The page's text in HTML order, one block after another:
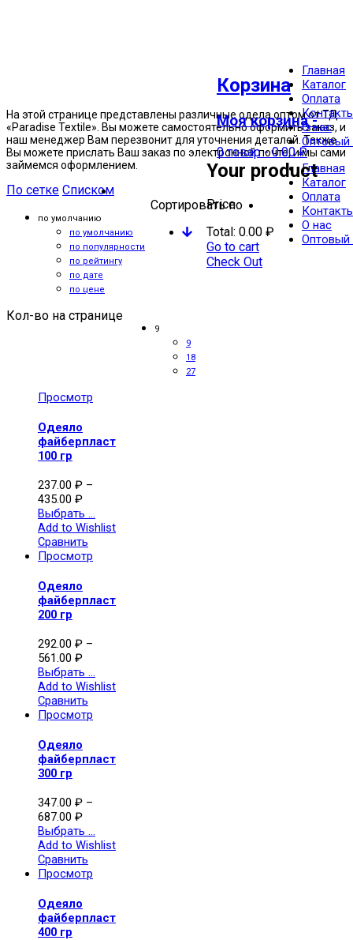
Главная
Каталог
Оплата
О нас
Оптовый
Главная
Каталог
Оплата
О нас
Оптовый
Корзина
Моя корзина -
0 товар- 0.00₽
Your product
Price
Total: 0.00 ₽
Go to cart
Check Out
На этой странице представлены различные одела оптом от ТД
«Paradise Textile». Вы можете самостоятельно оформить заказ, и
наш менеджер Вам перезвонит для уточнения деталей. Также
Вы можете прислать Ваш заказ по электронной почте, и мы сами
займемся оформлением.
По сетке Списком
Сортировать по
по умолчанию
по умолчанию
по популярности
по рейтингу
по дате
по цене
Кол-во на странице
9
9
18
27
Просмотр
Одеяло
файберпласт
100 гр
237.00 ₽ –
435.00 ₽
Выбрать ...
Add to Wishlist
Сравнить
Просмотр
Одеяло
файберпласт
200 гр
292.00 ₽ –
561.00 ₽
Выбрать ...
Add to Wishlist
Сравнить
Просмотр
Одеяло
файберпласт
300 гр
347.00 ₽ –
687.00 ₽
Выбрать ...
Add to Wishlist
Сравнить
Просмотр
Одеяло
файберпласт
400 гр